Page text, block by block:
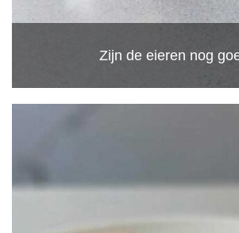
Zijn de eieren nog